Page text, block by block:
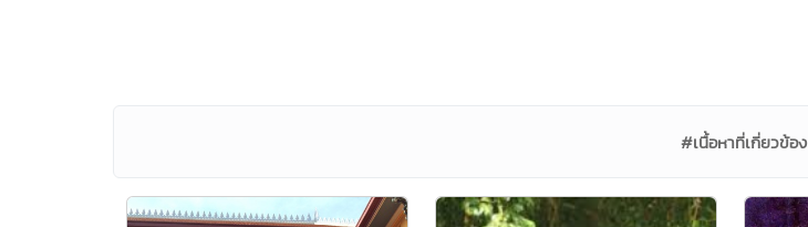
#เนื้อหาที่เกี่ยวข้อง